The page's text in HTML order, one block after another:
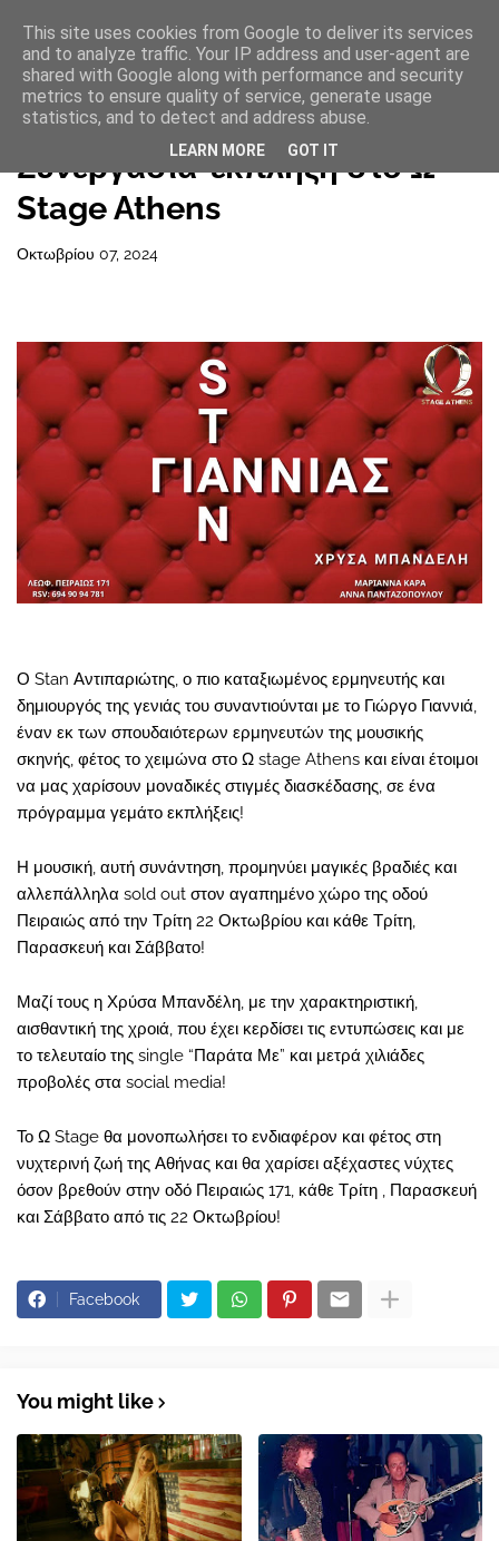
Αρχική σελίδα
Συνεργασία-έκπληξη στο Ω
Stage Athens
Οκτωβρίου 07, 2024
Ο Stan Αντιπαριώτης, ο πιο καταξιωμένος ερμηνευτής και
δημιουργός της γενιάς του συναντιούνται με το Γιώργο Γιαννιά,
έναν εκ των σπουδαιότερων ερμηνευτών της μουσικής
σκηνής, φέτος το χειμώνα στο Ω stage Athens και είναι έτοιμοι
να μας χαρίσουν μοναδικές στιγμές διασκέδασης, σε ένα
πρόγραμμα γεμάτο εκπλήξεις!
Η μουσική, αυτή συνάντηση, προμηνύει μαγικές βραδιές και
αλλεπάλληλα sold out στον αγαπημένο χώρο της οδού
Πειραιώς από την Τρίτη 22 Οκτωβρίου και κάθε Τρίτη,
Παρασκευή και Σάββατο!
Μαζί τους η Χρύσα Μπανδέλη, με την χαρακτηριστική,
αισθαντική της χροιά, που έχει κερδίσει τις εντυπώσεις και με
το τελευταίο της single “Παράτα Με” και μετρά χιλιάδες
προβολές στα social media!
Το Ω Stage θα μονοπωλήσει το ενδιαφέρον και φέτος στη
νυχτερινή ζωή της Αθήνας και θα χαρίσει αξέχαστες νύχτες
όσον βρεθούν στην οδό Πειραιώς 171, κάθε Τρίτη , Παρασκευή
και Σάββατο από τις 22 Οκτωβρίου!
Facebook
You might like
This site uses cookies from Google to deliver its services
and to analyze traffic. Your IP address and user-agent are
shared with Google along with performance and security
metrics to ensure quality of service, generate usage
statistics, and to detect and address abuse.
LEARN MORE GOT IT